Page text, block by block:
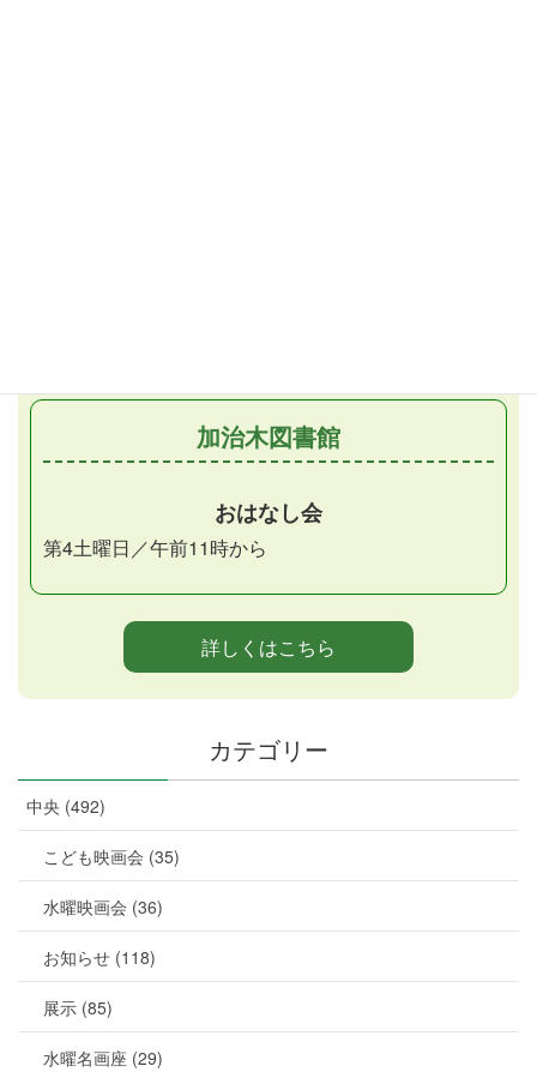
加治木図書館
おはなし会
第4土曜日／午前11時から
詳しくはこちら
カテゴリー
中央 (492)
こども映画会 (35)
水曜映画会 (36)
お知らせ (118)
展示 (85)
水曜名画座 (29)